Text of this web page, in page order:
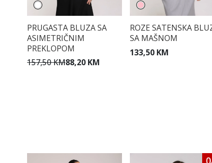
PRUGASTA BLUZA SA
ASIMETRIČNIM
PREKLOPOM
157,50 KM88,20 KM
ROZE SATENSKA
SA MAŠNOM
133,50 KM